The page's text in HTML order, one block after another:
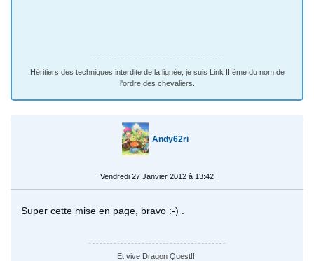
Héritiers des techniques interdite de la lignée, je suis Link IIIème du nom de
l'ordre des chevaliers.
Andy62ri
Vendredi 27 Janvier 2012 à 13:42
Super cette mise en page, bravo :-) .
Et vive Dragon Quest!!!